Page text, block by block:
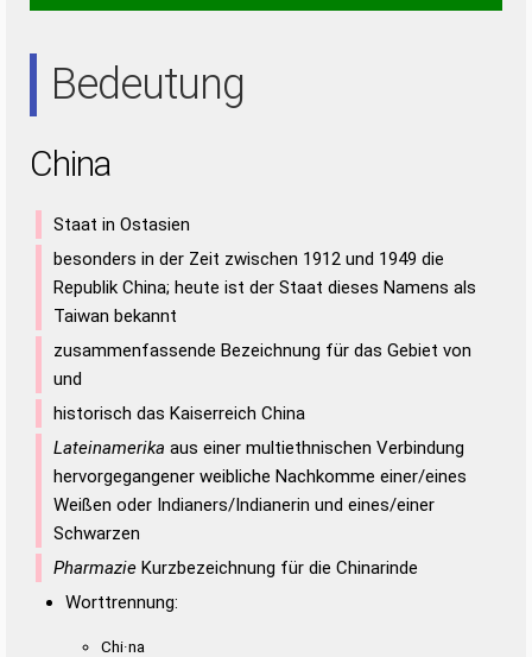
Bedeutung
China
Staat in Ostasien
besonders in der Zeit zwischen 1912 und 1949 die
Republik China; heute ist der Staat dieses Namens als
Taiwan bekannt
zusammenfassende Bezeichnung für das Gebiet von
und
historisch das Kaiserreich China
Lateinamerika aus einer multiethnischen Verbindung
hervorgegangener weibliche Nachkomme einer/eines
Weißen oder Indianers/Indianerin und eines/einer
Schwarzen
Pharmazie Kurzbezeichnung für die Chinarinde
Worttrennung:
Chi·na